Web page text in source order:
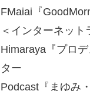
FMaiai『
＜インターネット
Himaraya『プロ
ター
Podcast『まゆみ